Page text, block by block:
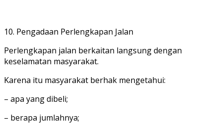
10. Pengadaan Perlengkapan Jalan
Perlengkapan jalan berkaitan langsung dengan
keselamatan masyarakat.
Karena itu masyarakat berhak mengetahui:
– apa yang dibeli;
– berapa jumlahnya;